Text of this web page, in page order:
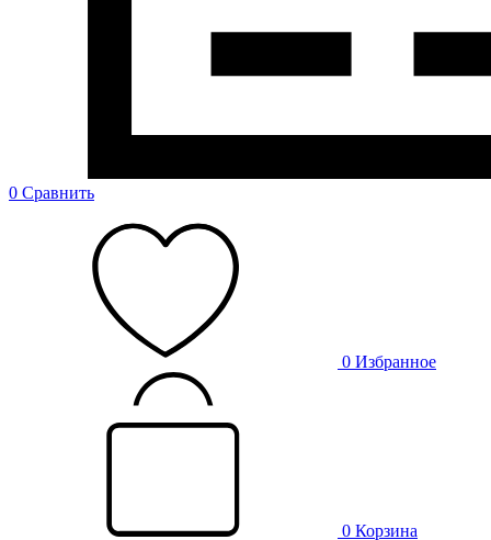
0 Сравнить
0 Избранное
0 Корзина